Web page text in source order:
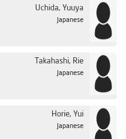
Uchida, Yuuya
Japanese
Takahashi, Rie
Japanese
Horie, Yui
Japanese